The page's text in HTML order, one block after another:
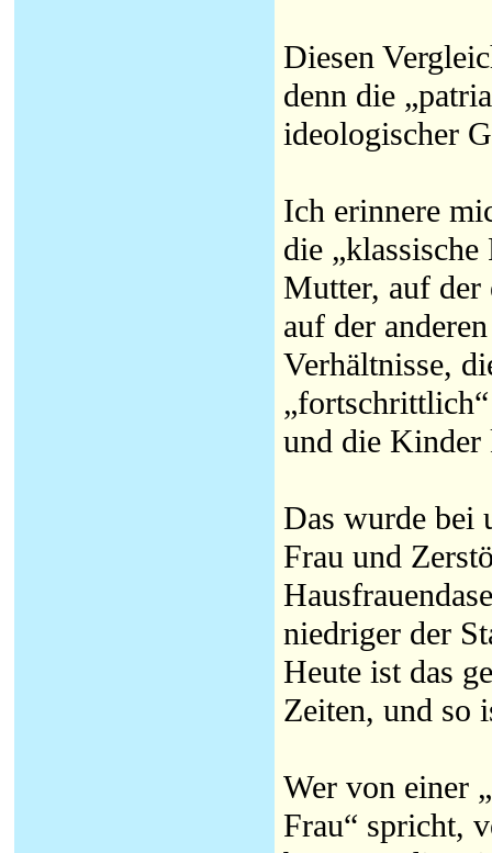
Diesen
denn die
ideologischer
Ich erinnere
die
Mutter, auf der
auf der
Verhältnisse,
und die Kinder
Das wurde bei
Frau und
niedriger der
Heute ist das
Zeiten, und so
Wer von einer
Frau“ spricht,